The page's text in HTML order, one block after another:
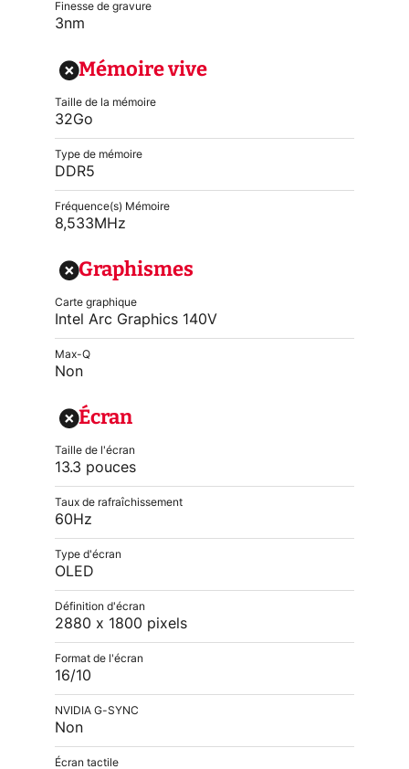
Finesse de gravure
3nm
Mémoire vive
Taille de la mémoire
32Go
Type de mémoire
DDR5
Fréquence(s) Mémoire
8,533MHz
Graphismes
Carte graphique
Intel Arc Graphics 140V
Max-Q
Non
Écran
Taille de l'écran
13.3 pouces
Taux de rafraîchissement
60Hz
Type d'écran
OLED
Définition d'écran
2880 x 1800 pixels
Format de l'écran
16/10
NVIDIA G-SYNC
Non
Écran tactile